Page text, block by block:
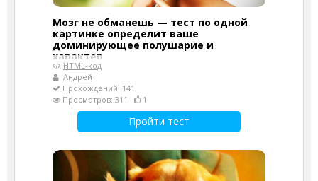
Мозг не обманешь — тест по одной
картинке определит ваше
доминирующее полушарие и
характер
HTML-код
Андрей
Прохождений: 141
Просмотров: 311
1
Пройти тест